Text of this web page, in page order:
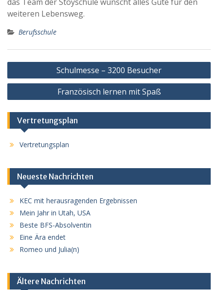
weiteren Lebensweg.
Berufsschule
Beitragsnavigation
Schulmesse – 3200 Besucher
Französisch lernen mit Spaß
Vertretungsplan
Vertretungsplan
Neueste Nachrichten
KEC mit herausragenden Ergebnissen
Mein Jahr in Utah, USA
Beste BFS-Absolventin
Eine Ära endet
Romeo und Julia(n)
Ältere Nachrichten